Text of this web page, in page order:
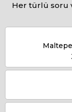
Her türlü soru